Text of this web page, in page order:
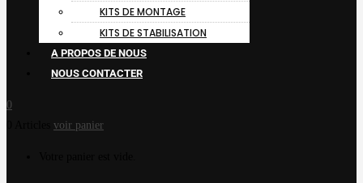
KITS DE MONTAGE
KITS DE STABILISATION
A PROPOS DE NOUS
NOUS CONTACTER
0
voir panier